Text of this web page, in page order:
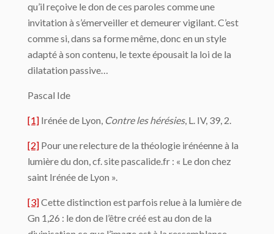
qu’il reçoive le don de ces paroles comme une
invitation à s’émerveiller et demeurer vigilant. C’est
comme si, dans sa forme même, donc en un style
adapté à son contenu, le texte épousait la loi de la
dilatation passive…
Pascal Ide
[1] Irénée de Lyon, Contre les hérésies, L. IV, 39, 2.
[2] Pour une relecture de la théologie irénéenne à la
lumière du don, cf. site pascalide.fr : « Le don chez
saint Irénée de Lyon ».
[3]Cette distinction est parfois relue à la lumière de
Gn 1,26 : le don de l’être créé est au don de la